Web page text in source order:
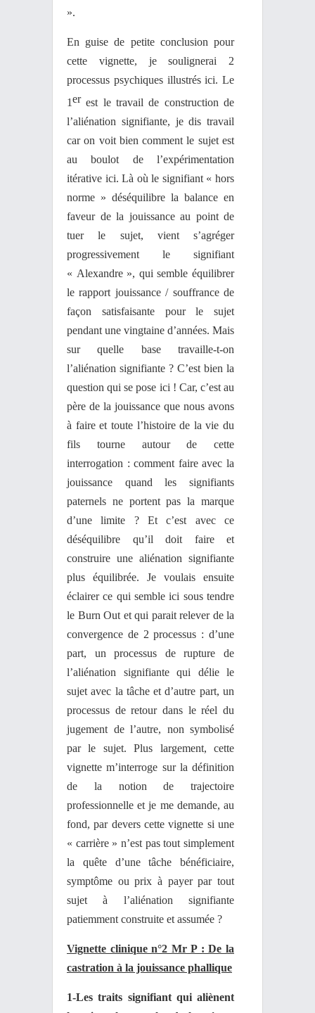
».
En guise de petite conclusion pour
cette vignette, je soulignerai 2
processus psychiques illustrés ici. Le
1erest le travail de construction de
l’aliénation signifiante, je dis travail
car on voit bien comment le sujet est
au boulot de l’expérimentation
itérative ici. Là où le signifiant « hors
norme » déséquilibre la balance en
faveur de la jouissance au point de
tuer le sujet, vient s’agréger
progressivement le signifiant
« Alexandre », qui semble équilibrer
le rapport jouissance / souffrance de
façon satisfaisante pour le sujet
pendant une vingtaine d’années. Mais
sur quelle base travaille-t-on
l’aliénation signifiante ? C’est bien la
question qui se pose ici ! Car, c’est au
père de la jouissance que nous avons
à faire et toute l’histoire de la vie du
fils tourne autour de cette
interrogation : comment faire avec la
jouissance quand les signifiants
paternels ne portent pas la marque
d’une limite ? Et c’est avec ce
déséquilibre qu’il doit faire et
construire une aliénation signifiante
plus équilibrée. Je voulais ensuite
éclairer ce qui semble ici sous tendre
le Burn Out et qui parait relever de la
convergence de 2 processus : d’une
part, un processus de rupture de
l’aliénation signifiante qui délie le
sujet avec la tâche et d’autre part, un
processus de retour dans le réel du
jugement de l’autre, non symbolisé
par le sujet. Plus largement, cette
vignette m’interroge sur la définition
de la notion de trajectoire
professionnelle et je me demande, au
fond, par devers cette vignette si une
« carrière » n’est pas tout simplement
la quête d’une tâche bénéficiaire,
symptôme ou prix à payer par tout
sujet à l’aliénation signifiante
patiemment construite et assumée ?
Vignette clinique n°2 Mr P : De la
castration à la jouissance phallique
1-Les traits signifiant qui aliènent